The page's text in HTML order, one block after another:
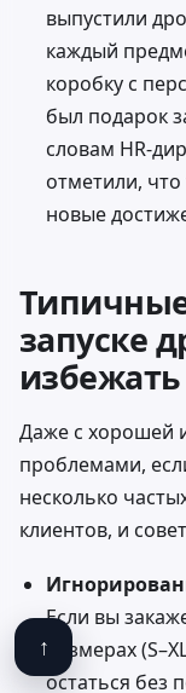
выпустили
каждый
коробку с
был подарок
словам HR-
отметили,
новые
запуске
избежать
Даже с хорошей
проблемами,
несколько
клиентов, и
Если вы
размерах
остаться без
↑